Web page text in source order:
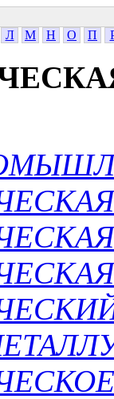
Л М Н О П